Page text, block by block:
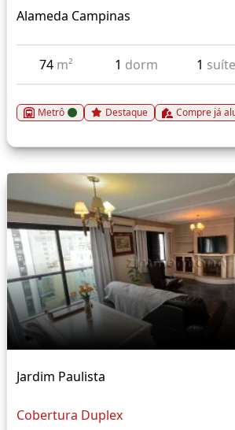
Alameda Campinas
74 m² 1 dorm 1 suíte
Metrô Destaque Compre já
Jardim Paulista
Cobertura Duplex